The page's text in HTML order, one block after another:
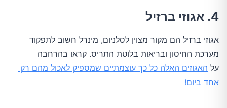
4. אגוזי ברזיל
על
אחד ביום!